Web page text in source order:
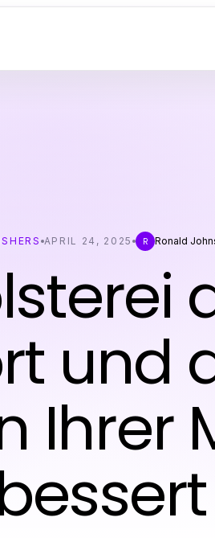
APRIL 24, 2025 R Ronald
und
Ihrer